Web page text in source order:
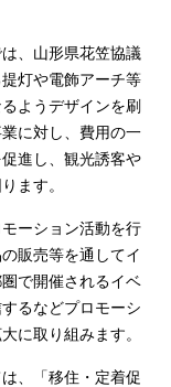
、山形県花笠協議
灯や電飾アーチ等
ようデザインを刷
に対し、費用の一
進し、観光誘客や
ます。
ーション活動を行
販売等を通してイ
で開催されるイベ
るなどプロモーシ
に取り組みます。
、「移住・定着促